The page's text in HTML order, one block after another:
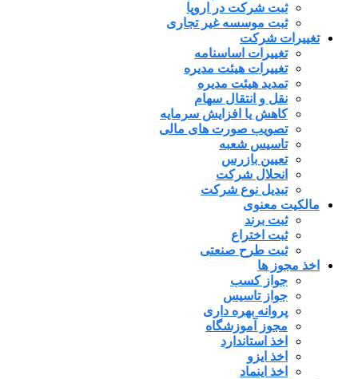
ثبت شرکت در اروپا
ثبت موسسه غیر تجاری
تغییرات شرکت
تغییرات اساسنامه
تغییرات هیئت مدیره
تمدید هیئت مدیره
نقل و انتقال سهام
کاهش یا افزایش سرمایه
تصویب صورت های مالی
تاسیس شعبه
تعیین بازرس
انحلال شرکت
تبدیل نوع شرکت
مالکیت معنوی
ثبت برند
ثبت اختراع
ثبت طرح صنعتی
اخذ مجوز ها
جواز کسب
جواز تاسیس
پروانه بهره داری
مجوز آموزشگاه
اخذ استاندارد
اخذ ایزو
اخذ اینماد